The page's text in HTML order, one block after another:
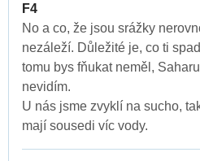
F4
No a co, že jsou srážky
nezáleží. Důležité je, co ti
tomu bys fňukat neměl,
nevidím.
U nás jsme zvyklí na sucho,
mají sousedi víc vody.